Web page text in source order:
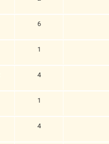
6
1
4
1
4